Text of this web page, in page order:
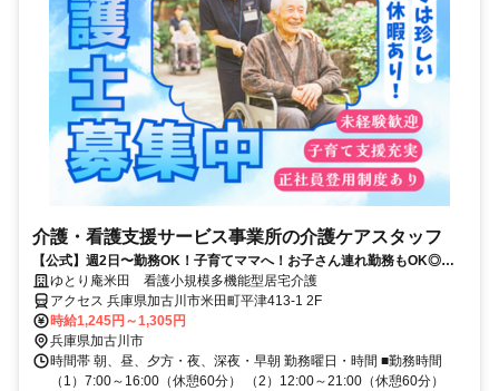
介護・看護支援サービス事業所の介護ケアスタッフ
【公式】週2日〜勤務OK！子育てママへ！お子さん連れ勤務もOK◎／
日の出医療福祉グループ
ゆとり庵米田 看護小規模多機能型居宅介護
アクセス 兵庫県加古川市米田町平津413-1 2F
時給1,245円～1,305円
兵庫県加古川市
時間帯 朝、昼、夕方・夜、深夜・早朝 勤務曜日・時間 ■勤務時間
（1）7:00～16:00（休憩60分） （2）12:00～21:00（休憩60分）